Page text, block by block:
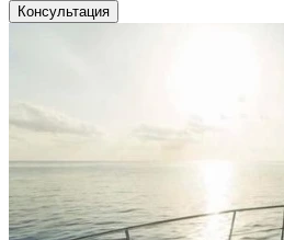
Консультация